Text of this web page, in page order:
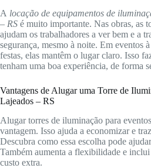
A locação de equipamentos de
– RS é muito importante. Nas obras, as
ajudam os trabalhadores a ver bem e a
segurança, mesmo à noite. Em eventos
festas, elas mantêm o lugar claro. Isso
tenham uma boa experiência, de forma
Vantagens de Alugar uma Torre de
Lajeados – RS
Alugar torres de iluminação para
vantagem. Isso ajuda a economizar e
Descubra como essa escolha pode
Também aumenta a flexibilidade e
custo extra.